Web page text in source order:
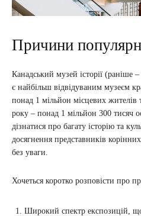
Причини
Канадський музей історії (раніше
є найбільш відвідуваним музеєм
понад 1 мільйон місцевих жителів
року – понад 1 мільйон 300 тисяч
дізнатися про багату історію та
досягнення представників
без уваги.
Хочеться коротко розповісти про
Широкий спектр експозицій,